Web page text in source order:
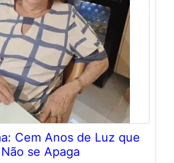
Cem Anos de Luz que
Não se Apaga